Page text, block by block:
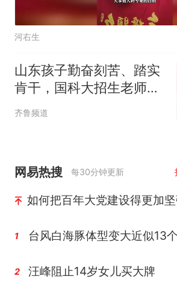
河右生
山东孩子勤奋刻苦、踏实
肯干，国科大招生老师在
线肯定“要立志报国的心还
齐鲁频道
网易热搜 每30分钟更新
如何把百年大党建设得更加坚
1
2 汪峰阻止14岁女儿买大牌